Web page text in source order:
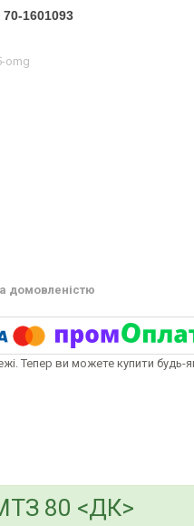
1601093
omg
домовленістю
Тепер ви можете купити
80 <ДК>